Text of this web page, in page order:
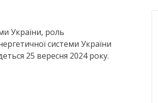
України, роль
системи України
25 вересня 2024 року.